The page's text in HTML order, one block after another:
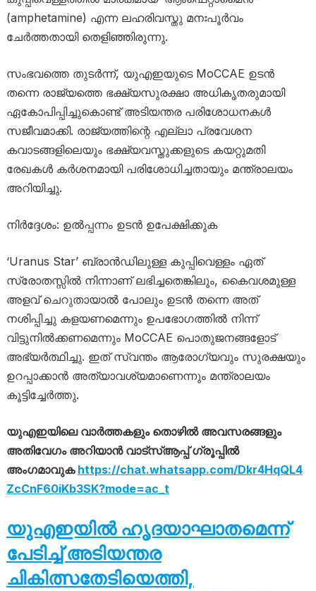
(amphetamine) എന്ന ലഹരിവസ്തു മനഃപൂർവം
ചേർത്തതായി തെളിഞ്ഞിരുന്നു.
സംഭവത്തെ തുടർന്ന്, യുഎഇയുടെ MoCCAE ഉടൻ
തന്നെ രാജ്യത്തെ ഭക്ഷ്യസുരക്ഷാ അധികൃതരുമായി
ഏകോപിപ്പിച്ചുകൊണ്ട് അടിയന്തര പരിശോധനകൾ
സജീവമാക്കി. രാജ്യത്തിന്റെ എല്ലാ പ്രവേശന
കവാടങ്ങളിലെയും ഭക്ഷ്യവസ്തുക്കളുടെ കയറ്റുമതി
രേഖകൾ കർശനമായി പരിശോധിച്ചതായും മന്ത്രാലയം
അറിയിച്ചു.
നിർദ്ദേശം: ഉൽപ്പന്നം ഉടൻ ഉപേക്ഷിക്കുക
‘Uranus Star’ ബ്രാൻഡിലുള്ള കുപ്പിവെള്ളം ഏത്
സ്രോതസ്സിൽ നിന്നാണ് ലഭിച്ചതെങ്കിലും, കൈവശമുള്ള
അളവ് ചെറുതായാൽ പോലും ഉടൻ തന്നെ അത്
നശിപ്പിച്ചു കളയണമെന്നും ഉപഭോഗത്തിൽ നിന്ന്
വിട്ടുനിൽക്കണമെന്നും MoCCAE പൊതുജനങ്ങളോട്
അഭ്യർത്ഥിച്ചു. ഇത് സ്വന്തം ആരോഗ്യവും സുരക്ഷയും
ഉറപ്പാക്കാൻ അത്യാവശ്യമാണെന്നും മന്ത്രാലയം
കൂട്ടിച്ചേർത്തു.
യുഎഇയിലെ വാർത്തകളും തൊഴിൽ അവസരങ്ങളും
അതിവേഗം അറിയാൻ വാട്സ്ആപ്പ് ഗ്രൂപ്പിൽ
അംഗമാവുക https://chat.whatsapp.com/Dkr4HqQL4
ZcCnF60iKb3SK?mode=ac_t
യുഎഇയിൽ ഹൃദയാഘാതമെന്ന്
പേടിച്ച് അടിയന്തര
ചികിത്സതേടിയെത്തി,